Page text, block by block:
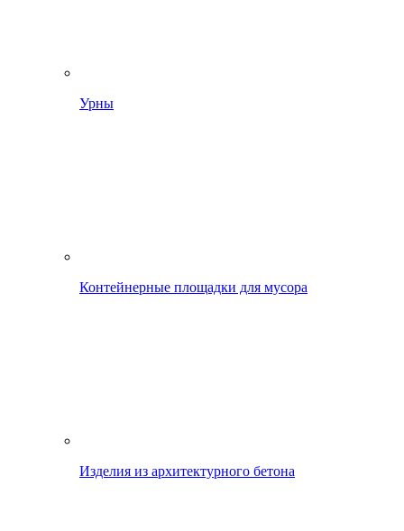
Урны
Контейнерные площадки для мусора
Изделия из архитектурного бетона